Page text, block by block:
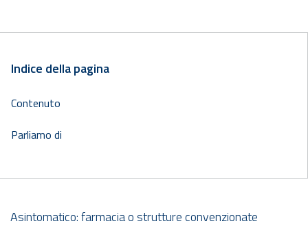
Indice della pagina
Contenuto
Parliamo di
Asintomatico: farmacia o strutture convenzionate